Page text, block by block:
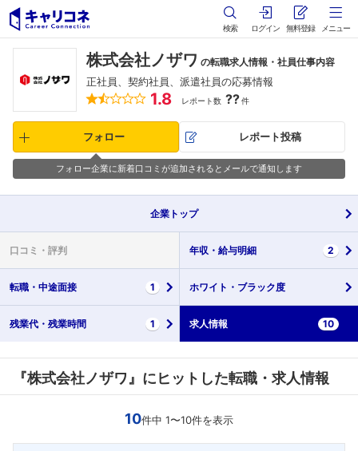
検索 ログイン 無料登録 メニュー
株式会社ノザワ の転職求人情報・社員仕事内容
正社員、契約社員、派遣社員の応募情報
1.8 レポート数 ??件
フォロー レポート投稿
フォロー企業に新着口コミが追加されるとメールで通知します
企業 トップ
口コミ・ 評判 年収・ 給与明細 2
転職・ 中途面接 1 ホワイト・ ブラック度
残業代・ 残業時間 1 求人情報 10
『株式会社ノザワ』にヒットした転職・求人情報
10件中 1〜10件を表示